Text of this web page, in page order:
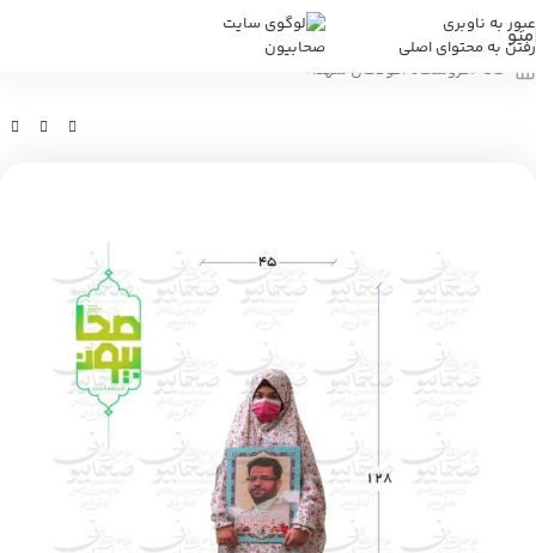
عبور به ناوبری
رفتن به محتوای اصلی
منو
خانه /فروشگاه /کودکان شهدا